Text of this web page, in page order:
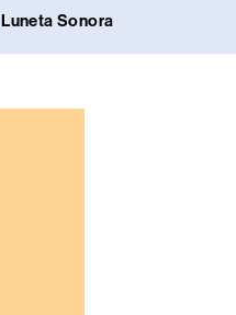
Luneta Sonora